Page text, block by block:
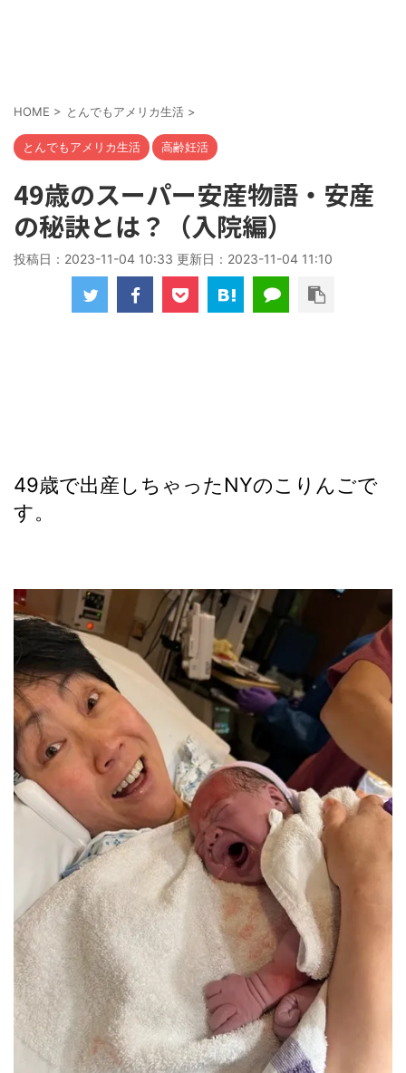
HOME > とんでもアメリカ生活 >
とんでもアメリカ生活 高齢妊活
49歳のスーパー安産物語・安産
の秘訣とは？（入院編）
投稿日：2023-11-04 10:33 更新日： 2023-11-04 11:10
49歳で出産しちゃったNYのこりんごで
す。